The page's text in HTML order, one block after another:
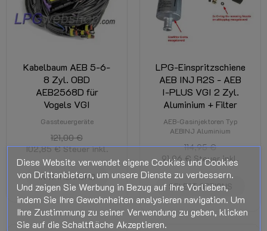
Kabelbaum AEB 5-6-
8 Zyl. OBD
AEB2568D für
Vogels VGI
Gassteuergeräte
121,00 €
102,85 € Steuer inkl.
IN WARENKORB
LPG-Einspritzschiene
AEB INJ R2S - AEB
I-PLUS VGI 2 Zyl.
Aluminium + Filter
AEB-Gasinjektoren Typ
AEBINJ Aluminium
114,95 €
91,96 € Steuer inkl.
SELECT OPTIONS
Diese Website verwendet eigene Cookies und Cookies
von Drittanbietern, um unsere Dienste zu verbessern.
Und zeigen Sie Werbung in Bezug auf Ihre Vorlieben,
indem Sie Ihre Gewohnheiten analysieren navigation. Um
Ihre Zustimmung zu seiner Verwendung zu geben, klicken
Sie auf die Schaltfläche Akzeptieren.